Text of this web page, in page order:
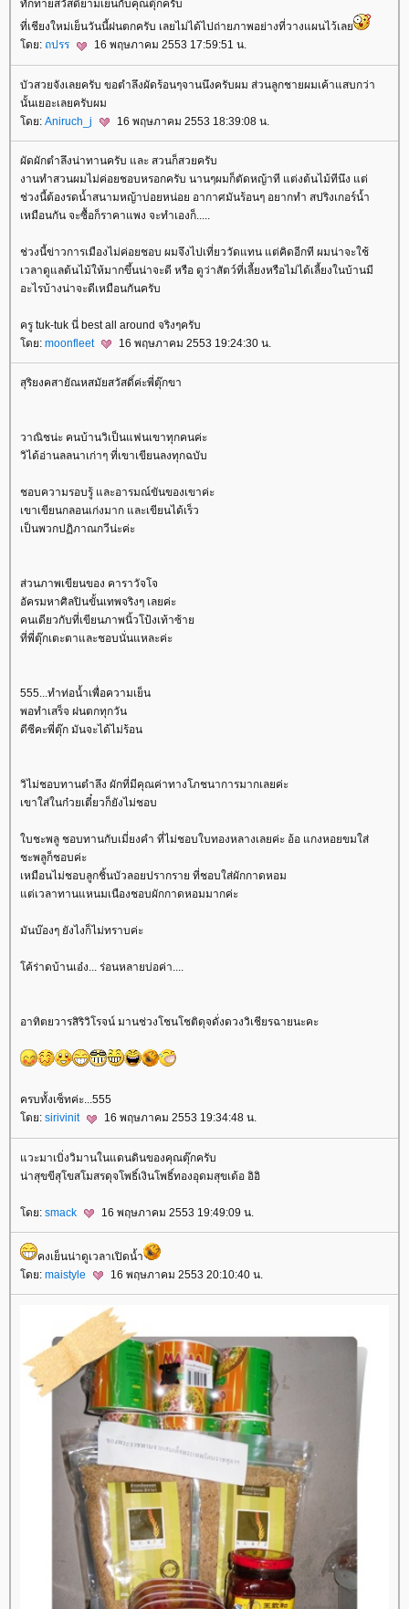
ทักทายสวัสดียามเย็นกับคุณตุ๊กครับ
ที่เชียงใหม่เย็นวันนี้ฝนตกครับ เลยไม่ได้ไปถ่ายภาพอย่างที่วางแผนไว้เล
ดย: ถปรร 16 พฤษภาคม 2553 17:59:51 น.
บัวสวยจังเลยครับ ขอตำลึงผัดร้อนๆจานนึงครับผม ส่วนลูกชายผมเค้าแสบกว่า
นั้นเยอะเลยครับผม
ดย: Aniruch_j 16 พฤษภาคม 2553 18:39:08 น.
ผัดผักตำลึงน่าทานครับ และ สวนก็สวยครับ
งานทำสวนผมไม่ค่อยชอบหรอกครับ นานๆผมก็ตัดหญ้าที แต่งต้นไม้ทีนึง แต่
ช่วงนี้ต้องรดน้ำสนามหญ้าบ่อยหน่อย อากาศมันร้อนๆ อยากทำ สปริงเกอร์น้ำ
เหมือนกัน จะซื้อก็ราคาแพง จะทำเองก็.....
ช่วงนี้ข่าวการเมืองไม่ค่อยชอบ ผมจึงไปเที่ยววัดแทน แต่คิดอีกที ผมน่าจะใช้
เวลาดูแลต้นไม้ให้มากขึ้นน่าจะดี หรือ ดูว่าสัตว์ที่เลี้ยงหรือไม่ได้เลี้ยงในบ้านมี
อะไรบ้างน่าจะดีเหมือนกันครับ
ครู tuk-tuk นี่ best all around จริงๆครับ
ดย: moonfleet 16 พฤษภาคม 2553 19:24:30 น.
สุริยงคสายัณหสมัยสวัสดิ์ค่ะพี่ตุ๊กขา
วาณิชน่ะ คนบ้านวิเป็นแฟนเขาทุกคนค่ะ
วิได้อ่านลลนาเก่าๆ ที่เขาเขียนลงทุกฉบับ
ชอบความรอบรู้ และอารมณ์ขันของเขาค่ะ
เขาเขียนกลอนเก่งมาก และเขียนได้เร็ว
เป็นพวกปฏิภาณกวีน่ะค่ะ
ส่วนภาพเขียนของ คาราวัจโจ
อัครมหาศิลปินขั้นเทพจริงๆ เลยค่ะ
คนเดียวกับที่เขียนภาพนิ้วโป้งเท้าซ้า
ที่พี่ตุ๊กเตะตาและชอบนั่นแหละค่ะ
555...ทำท่อน้ำเพื่อความเย็น
พอทำเสร็จ ฝนตกทุกวัน
ดีซีคะพี่ตุ๊ก มันจะได้ไม่ร้อน
วิไม่ชอบทานตำลึง ผักที่มีคุณค่าทางโภชนาการมากเลยค่ะ
เขาใส่ในก๋วยเตี๋ยวก็ยังไม่ชอบ
บชะพลู ชอบทานกับเมี่ยงคำ ที่ไม่ชอบใบทองหลางเลยค่ะ อ้อ แกงหอยขมใส่
ชะพลูก็ชอบค่ะ
เหมือนไม่ชอบลูกชิ้นบัวลอยปรากราย ที่ชอบใส่ผักกาดหอม
ต่เวลาทานแหนมเนืองชอบผักกาดหอมมากค่ะ
มันบ๊องๆ ยังไงก็ไม่ทราบค่ะ
ค้ร่าดบ้านเอ๋ง... ร่อนหลายบ่อค่า....
อาทิตยวารสิริวิโรจน์ มานช่วงโชนโชติดุจดั่งดวงวิเชียรฉายนะคะ
ครบทั้งเซ็ทค่ะ...555
ดย: sirivinit 16 พฤษภาคม 2553 19:34:48 น.
วะมาเบิ่งวิมานในแดนดินของคุณตุ๊กครับ
น่าสุขขีสุโขสโมสรดุจโพธิ์เงินโพธิ์ทองอุดมสุขเด้อ อิอิ
ดย: smack 16 พฤษภาคม 2553 19:49:09 น.
คงเย็นน่าดูเวลาเปิดน้ำ
ดย: maistyle 16 พฤษภาคม 2553 20:10:40 น.